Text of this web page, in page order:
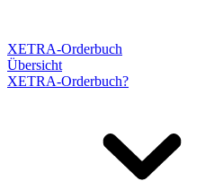
XETRA-Orderbuch
Übersicht
XETRA-Orderbuch?